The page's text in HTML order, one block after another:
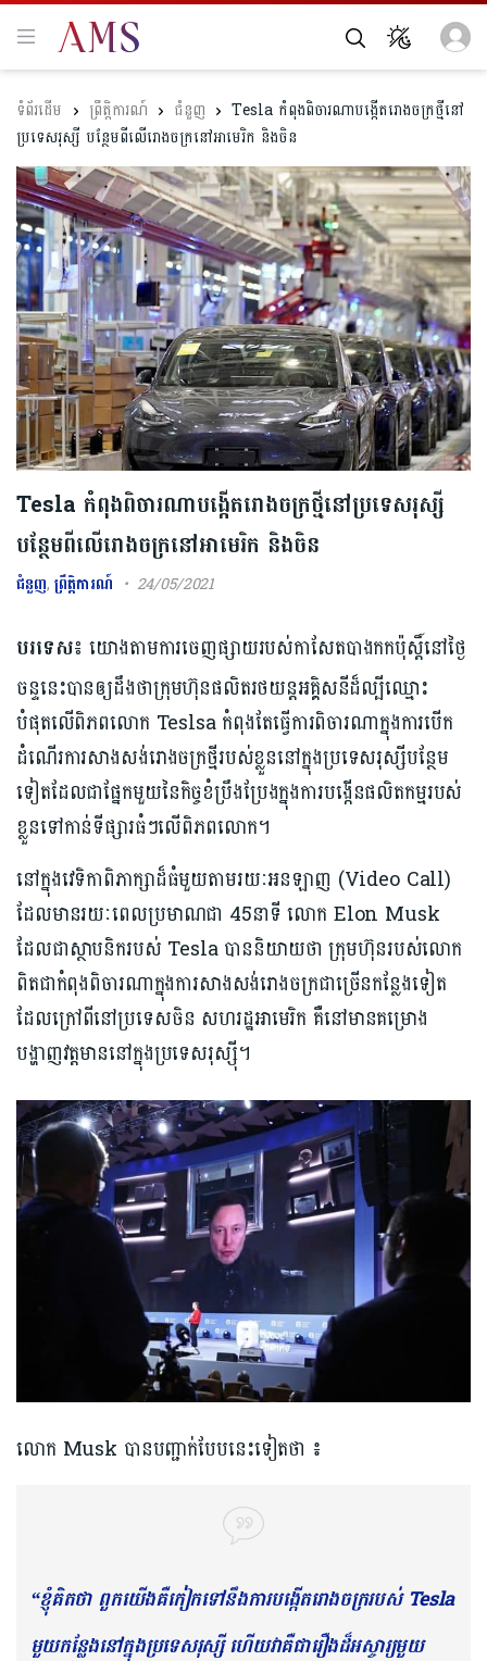
ព្រឹត្តិការណ៍ ជំនួញ
Tesla កំពុងពិចារណាបង្កើតរោងចក្រថ្មីនៅ
ប្រទេសរុស្សី បន្ថែមពីលើរោងចក្រនៅអាមេរិក និងចិន
Tesla កំពុងពិចារណាបង្កើតរោងចក្រថ្មីនៅប្រទេសរុស្សី
បន្ថែមពីលើរោងចក្រនៅអាមេរិក និងចិន
ជំនួញ,ព្រឹត្តិការណ៍ 24/05/2021
បរទេស៖​​ យោងតាមការចេញផ្សាយរបស់កាសែតបាងកកប៉ុស្តិ៍នៅថ្ងៃ
ចន្ទនេះបានឲ្យដឹងថាក្រុមហ៊ុនផលិតរថយន្តអគ្គិសនីដ៏ល្បីឈ្មោះ
បំផុតលើពិភពលោក Teslsa កំពុងតែធ្វើការពិចារណាក្នុងការបើក
ដំណើរការសាងសង់រោងចក្រថ្មីរបស់ខ្លួននៅក្នុងប្រទេសរុស្សីបន្ថែម
ទៀតដែលជាផ្នែកមួយនៃកិច្ចខំប្រឹងប្រែងក្នុង​ការបង្កើនផលិតកម្មរបស់
ខ្លួនទៅកាន់ទីផ្សារធំៗលើពិភពលោក។
នៅក្នុងវេទិកាពិភាក្សាដ៏ធំមួយតាមរយៈអនឡាញ (Video Call)
ដែលមានរយៈពេលប្រមាណជា 45នាទី លោក Elon Musk
ដែលជាស្ថាបនិករបស់ Tesla បាននិយាយថា ក្រុមហ៊ុនរបស់លោក
ពិតជាកំពុងពិចារណាក្នុងការសាងសង់រោងចក្រជាច្រើនកន្លែងទៀត
ដែលក្រៅពីនៅប្រទេសចិន សហរដ្ឋអាមេរិក គឺនៅមានគម្រោង
បង្ហាញវត្តមាននៅក្នុងប្រទេសរុស្ស៊ី។
លោក Musk បានបញ្ជាក់បែបនេះទៀតថា ៖
“ខ្ញុំគិតថា ពួកយើងគឺកៀកទៅនឹងការបង្កើតរោងចក្ររបស់ Tesla
មួយកន្លែងនៅក្នុងប្រទេសរុស្សី ហើយវាគឺជារឿងដ៏អស្ចារ្យមួយ